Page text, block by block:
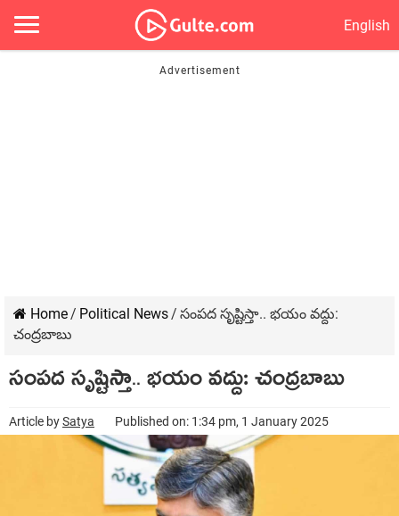
English
Home/ Political News/ సంప‌ద సృష్టిస్తా.. భ‌యం వ‌ద్దు:
చంద్ర‌బాబు
సంప‌ద సృష్టిస్తా.. భ‌యం వ‌ద్దు: చంద్ర‌బాబు
Article bySatya Published on: 1:34 pm, 1 January 2025